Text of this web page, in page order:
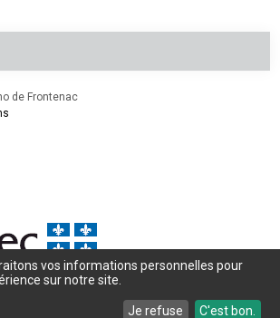
de Frontenac
L'Écho de Frontenac
:
vos informations personnelles pour
sur notre site.
Je refuse C'est bon.